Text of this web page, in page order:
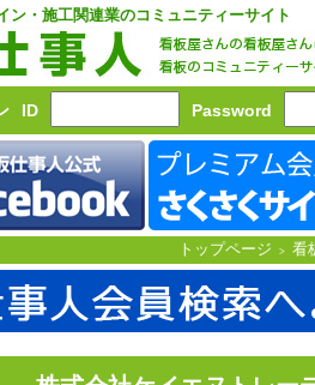
ン・施工関連業のコミュニティーサイト
ID Password
トップページ > 看